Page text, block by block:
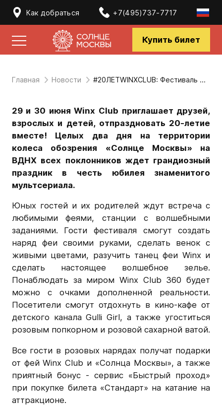
Как добраться +7(495)737-7717
Купить билет
Главная Новости #20ЛЕТWINXCLUB: Фестиваль Winx Club на «Солнце Москвы»
29 и 30 июня Winx Club приглашает друзей,
взрослых и детей, отпраздновать 20-летие
вместе! Целых два дня на территории
колеса обозрения «Солнце Москвы» на
ВДНХ всех поклонников ждет грандиозный
праздник в честь юбилея знаменитого
мультсериала.
Юных гостей и их родителей ждут встреча с
любимыми феями, станции с волшебными
заданиями. Гости фестиваля смогут создать
наряд феи своими руками, сделать венок с
живыми цветами, разучить танец феи Winx и
сделать настоящее волшебное зелье.
Понаблюдать за миром Winx Club 360 будет
можно с очками дополненной реальности.
Посетители смогут отдохнуть в кино-кафе от
детского канала Gulli Girl, а также угоститься
розовым попкорном и розовой сахарной ватой.
Все гости в розовых нарядах получат подарки
от фей Winx Club и «Солнца Москвы», а также
приятный бонус - сервис «Быстрый проход»
при покупке билета «Стандарт» на катание на
аттракционе.